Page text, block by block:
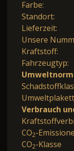
Farbe:
Standort:
Lieferzeit:
Unsere
Kraftstoff:
Fahrzeugtyp:
Verbrauch
CO2-
CO2-Klasse